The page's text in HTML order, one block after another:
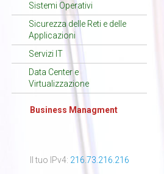
Sistemi Operativi
Sicurezza delle Reti e delle
Applicazioni
Servizi IT
Data Center e
Virtualizzazione
Business Managment
Il tuo IPv4: 216.73.216.216